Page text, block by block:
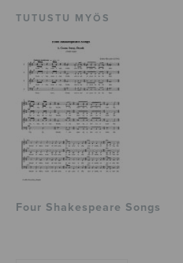
TUTUSTU MYÖS
Four Shakespeare Songs